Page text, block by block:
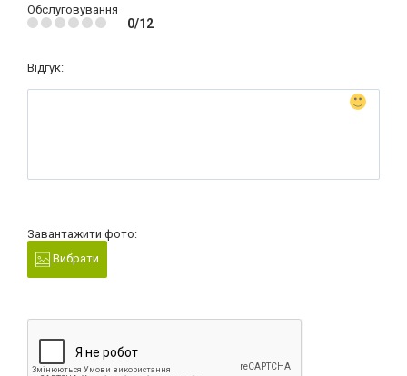
Обслуговування
0/12
Відгук:
Завантажити фото:
Вибрати